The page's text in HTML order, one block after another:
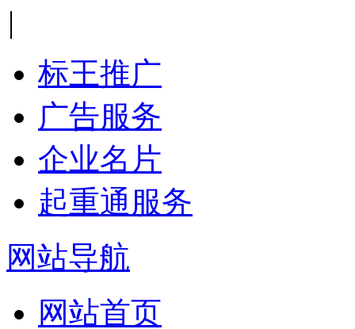
|
标王推广
广告服务
企业名片
起重通服务
网站导航
网站首页